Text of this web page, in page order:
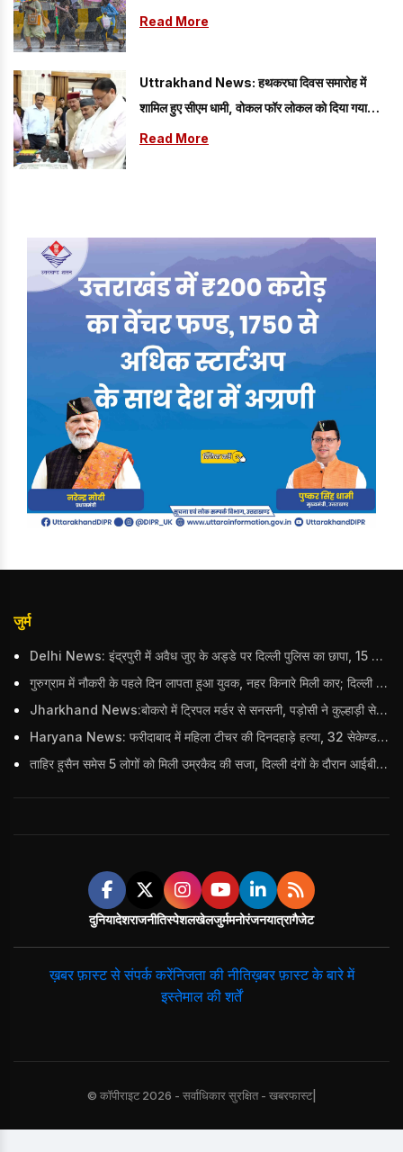
बादल; यहां पढ़े 08 अगस्त का कैसा रहेगा मौसम
Read More
Uttrakhand News: हथकरघा दिवस समारोह में
शामिल हुए सीएम धामी, वोकल फॉर लोकल को दिया गया
प्रोत्साहन
Read More
जुर्म
Delhi News: इंद्रपुरी में अवैध जुए के अड्डे पर दिल्ली पुलिस का छापा, 15 जुआरियों को पकड़ा; ₹3.61 लाख नकद और अन्य सामान बरामद
गुरुग्राम में नौकरी के पहले दिन लापता हुआ युवक, नहर किनारे मिली कार; दिल्ली पुलिस ने दर्ज की FIR
Jharkhand News:बोकरो में ट्रिपल मर्डर से सनसनी, पड़ोसी ने कुल्हाड़ी से पति-पत्नी और बहु की हत्या की
Haryana News: फरीदाबाद में महिला टीचर की दिनदहाड़े हत्या, 32 सेकेण्ड में 34 बार किया वार
ताहिर हुसैन समेस 5 लोगों को मिली उम्रकैद की सजा, दिल्ली दंगों के दौरान आईबी अधिकारी का किया था कत्ल
दुनियादेशराजनीतिस्पेशलखेलजुर्ममनोरंजनयात्रागैजेट
ख़बर फ़ास्ट से संपर्क करेंनिजता की नीतिख़बर फ़ास्ट के बारे में
इस्तेमाल की शर्तें
© कॉपीराइट 2026 - सर्वाधिकार सुरक्षित - खबरफास्ट|